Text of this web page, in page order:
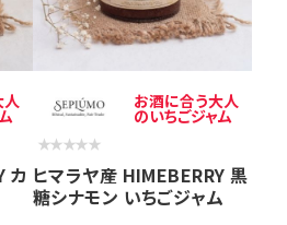
人
カ
お酒に合う大人
のいちごジャム
ヒマラヤ産 HIMEBERRY 黒
糖シナモン いちごジャム